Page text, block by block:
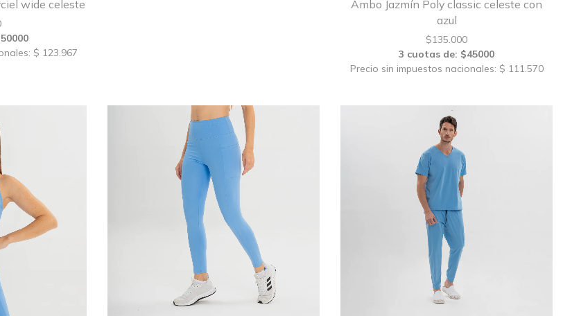
wide celeste
$ 123.967
Ambo Jazmín Poly classic celeste con
azul
$135.000
3 cuotas de: $45000
Precio sin impuestos nacionales: $ 111.570